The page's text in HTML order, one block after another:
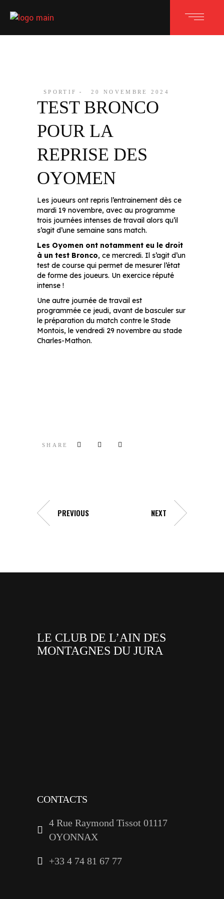
SPORTIF 20 NOVEMBRE 2024
TEST BRONCO
POUR LA
REPRISE DES
OYOMEN
Les joueurs ont repris l’entrainement dès ce
mardi 19 novembre, avec au programme
trois journées intenses de travail alors qu’il
s’agit d’une semaine sans match.
Les Oyomen ont notamment eu le droit
à un test Bronco, ce mercredi. Il s’agit d’un
test de course qui permet de mesurer l’état
de forme des joueurs. Un exercice réputé
intense !
Une autre journée de travail est
programmée ce jeudi, avant de basculer sur
le préparation du match contre le Stade
Montois, le vendredi 29 novembre au stade
Charles-Mathon.
SHARE
PREVIOUS NEXT
LE CLUB DE L’AIN DES
MONTAGNES DU JURA
CONTACTS
4 Rue Raymond Tissot 01117
OYONNAX
+33 4 74 81 67 77